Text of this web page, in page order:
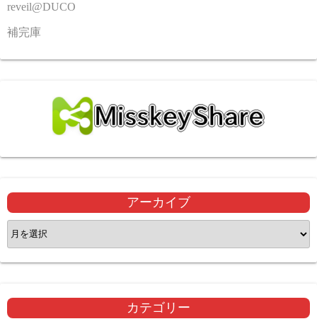
reveil@DUCO
補完庫
アーカイブ
ア
ー
カ
ブ
カテゴリー